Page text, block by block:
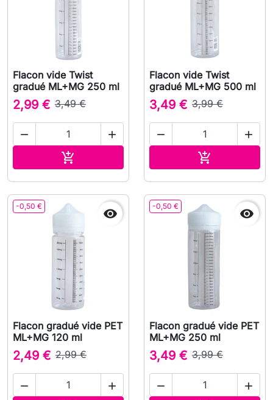
Flacon vide Twist
gradué ML+MG 250 ml
2,99 € 3,49 €
 

Flacon vide Twist
gradué ML+MG 500 ml
3,49 € 3,99 €
 

-0,50 € 
Flacon gradué vide PET
ML+MG 120 ml
2,49 € 2,99 €
 
-0,50 € 
Flacon gradué vide PET
ML+MG 250 ml
3,49 € 3,99 €
 